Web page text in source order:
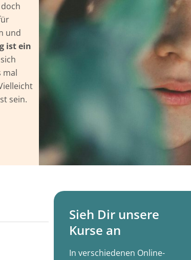
und
ist ein
mal
sein.
Sieh Dir unsere
Kurse an
In verschiedenen Online-